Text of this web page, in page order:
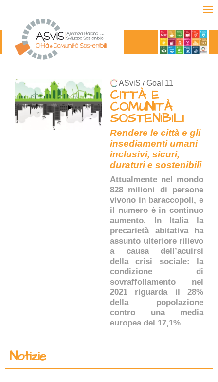
ASviS / Goal 11
CITTÀ E
COMUNITÀ
SOSTENIBILI
Rendere le città e gli
insediamenti umani
inclusivi, sicuri,
duraturi e sostenibili
Attualmente nel mondo
828 milioni di persone
vivono in baraccopoli, e
il numero è in continuo
aumento. In Italia la
precarietà abitativa ha
assunto ulteriore rilievo
a causa dell’acuirsi
della crisi sociale: la
condizione di
sovraffollamento nel
2021 riguarda il 28%
della popolazione
contro una media
europea del 17,1%.
Notizie